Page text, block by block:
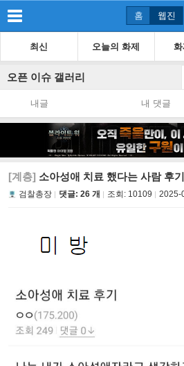
홈 웹진
최신 오늘의 화제
오픈 이슈 갤러리
내글 내 댓글
[계층] 소아성애 치료 했다는 사람 후기
검찰총장 댓글: 26 개 조회: 10109 2025-